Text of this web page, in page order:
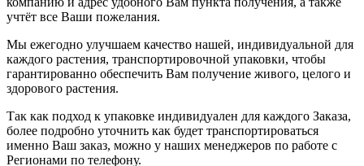
учтёт все Ваши пожелания.
Мы ежегодно улучшаем качество нашей, индивидуальной для
каждого растения, транспортировочной упаковки, чтобы
гарантированно обеспечить Вам получение живого, целого и
здорового растения.
Так как подход к упаковке индивидуален для каждого Заказа,
более подробно уточнить как будет транспортироваться
именно Ваш заказ, можно у наших менеджеров по работе с
Регионами по телефону.